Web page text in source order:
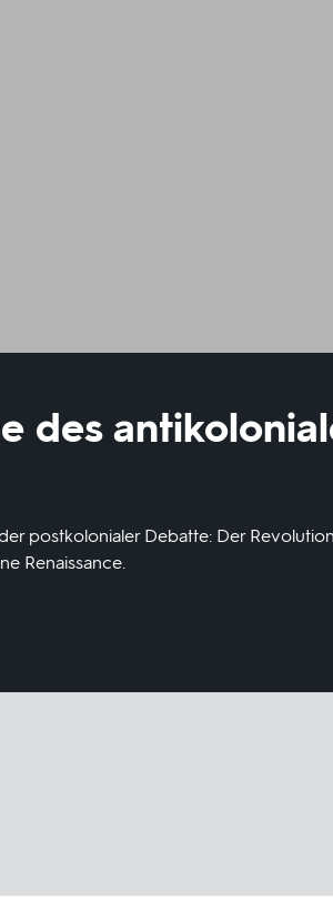
des
postkolonialer Debatte: Der
Renaissance.